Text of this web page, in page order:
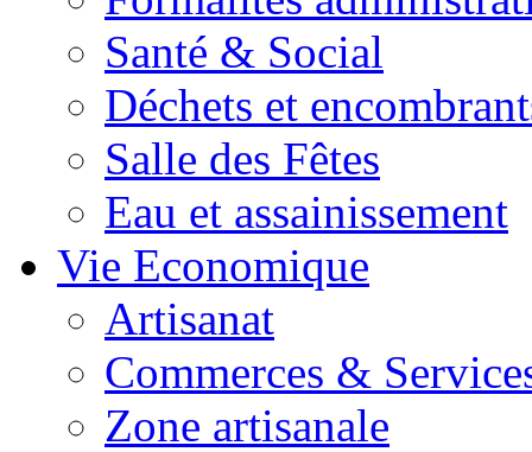
Santé & Social
Déchets et
Salle des Fêtes
Eau et assainissement
Vie Economique
Artisanat
Commerces &
Zone artisanale